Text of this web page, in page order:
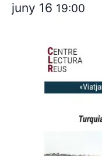
juny 16 19:00